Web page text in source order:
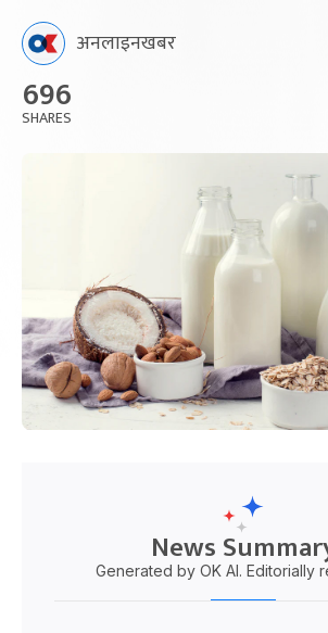
अनलाइनखबर
696
SHARES
News
Generated by OK AI. Editorially